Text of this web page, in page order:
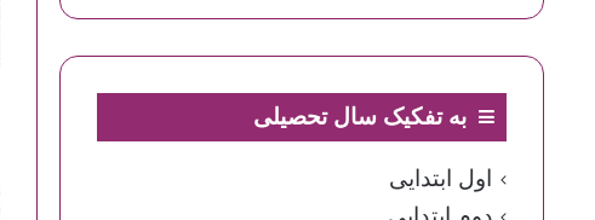
به تفکیک سال تحصیلی
اول ابتدایی